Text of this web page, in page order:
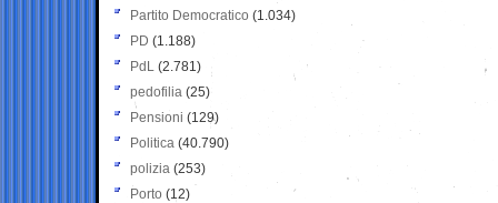
Partito Democratico (1.034)
PD (1.188)
PdL (2.781)
pedofilia (25)
Pensioni (129)
Politica (40.790)
polizia (253)
Porto (12)